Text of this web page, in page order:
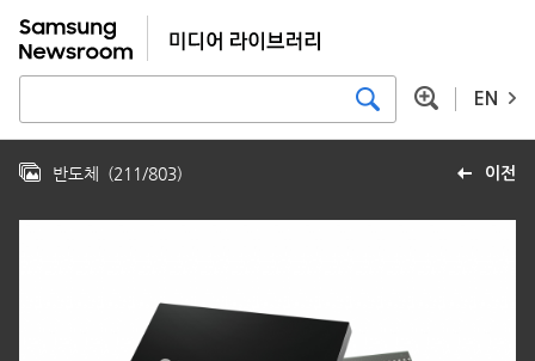
EN
이전
반도체 (211/803)